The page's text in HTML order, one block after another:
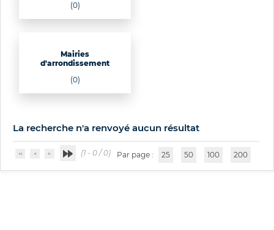
(0)
Mairies
d'arrondissement
(0)
La recherche n'a renvoyé aucun résultat
(1 - 0 / 0) Par page : 25 50 100 200